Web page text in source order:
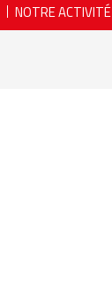
NOTRE ACTIVITÉ